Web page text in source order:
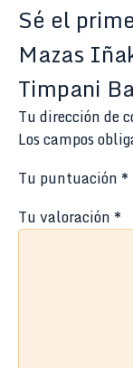
Sé el
Mazas
Timpani
Tu dirección de
Los campos
Tu puntuación *
Tu valoración *